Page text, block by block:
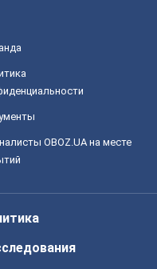
OBOZ.UA на месте